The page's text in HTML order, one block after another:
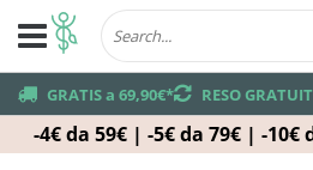
-4€ da 59€ | -5€ da 79€ | -10€
truck GRATIS a 69,90€*returns RESO